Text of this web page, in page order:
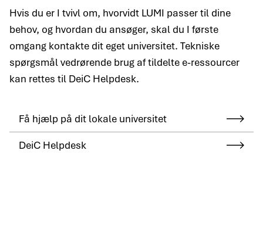
Hvis du er I tvivl om, hvorvidt LUMI passer til dine
behov, og hvordan du ansøger, skal du I første
omgang kontakte dit eget universitet. Tekniske
spørgsmål vedrørende brug af tildelte e-ressourcer
kan rettes til DeiC Helpdesk.
Få hjælp på dit lokale universitet
DeiC Helpdesk